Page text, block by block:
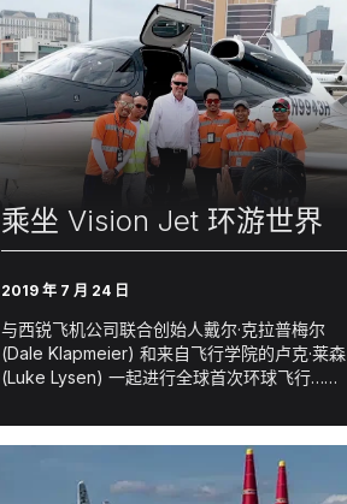
乘坐 Vision Jet 环游世界
2019 年 7 月 24 日
与西锐飞机公司联合创始人戴尔·克拉普梅尔
(Dale Klapmeier) 和来自飞行学院的卢克·莱森
(Luke Lysen) 一起进行全球首次环球飞行……